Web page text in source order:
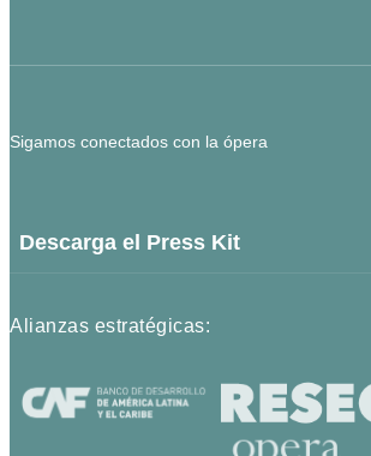
Sigamos conectados con la ópera
Descarga el Press Kit
Alianzas estratégicas: